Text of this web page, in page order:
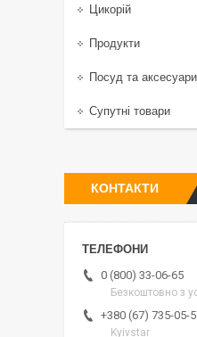
Цикорій
Продукти
Посуд та аксесуари
Супутні товари
КОНТАКТИ
0 (800) 33-06-65
Безкоштовно з
+380 (67) 735-05-
Kyivstar